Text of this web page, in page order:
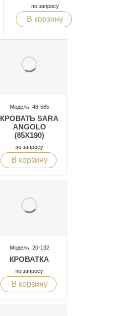
по запросу
В корзину
Модель: 48-585
КРОВАТЬ SARA
ANGOLO
(85X190)
по запросу
В корзину
Модель: 20-132
КРОВАТКА
по запросу
В корзину